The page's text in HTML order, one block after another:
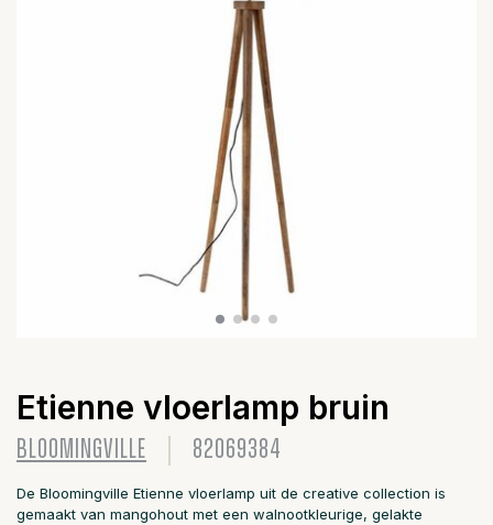
Etienne vloerlamp bruin
BLOOMINGVILLE 82069384
De Bloomingville Etienne vloerlamp uit de creative collection is
gemaakt van mangohout met een walnootkleurige, gelakte